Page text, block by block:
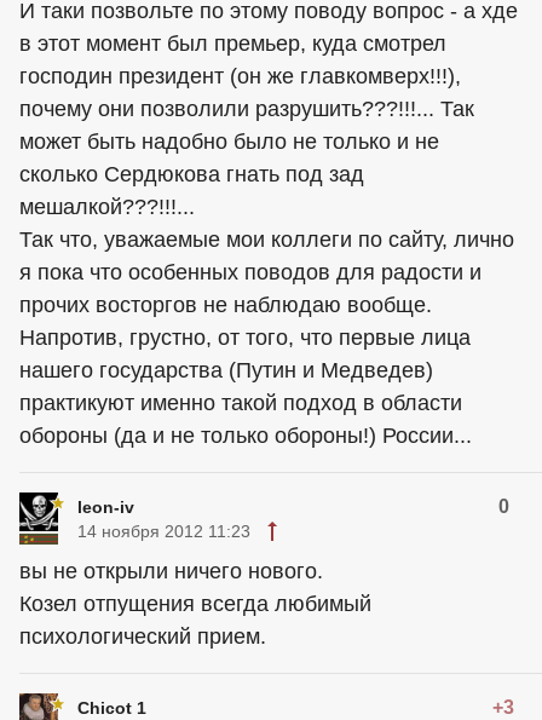
И таки позвольте по этому поводу вопрос - а хде
в этот момент был премьер, куда смотрел
господин президент (он же главкомверх!!!),
почему они позволили разрушить???!!!... Так
может быть надобно было не только и не
сколько Сердюкова гнать под зад
мешалкой???!!!...
Так что, уважаемые мои коллеги по сайту, лично
я пока что особенных поводов для радости и
прочих восторгов не наблюдаю вообще.
Напротив, грустно, от того, что первые лица
нашего государства (Путин и Медведев)
практикуют именно такой подход в области
обороны (да и не только обороны!) России...
leon-iv 0
14 ноября 2012 11:23
вы не открыли ничего нового.
Козел отпущения всегда любимый
психологический прием.
Chicot 1 +3